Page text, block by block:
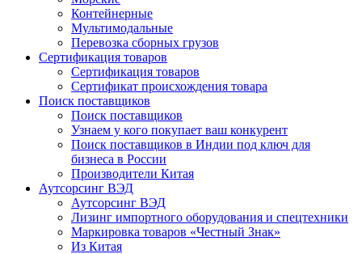
Контейнерные
Мультимодальные
Перевозка сборных грузов
Сертификация товаров
Сертификация товаров
Сертификат происхождения товара
Поиск поставщиков
Поиск поставщиков
Узнаем у кого покупает ваш конкурент
Поиск поставщиков в Индии под ключ для
бизнеса в России
Производители Китая
Аутсорсинг ВЭД
Аутсорсинг ВЭД
Лизинг импортного оборудования и спецтехники
Маркировка товаров «Честный Знак»
Из Китая